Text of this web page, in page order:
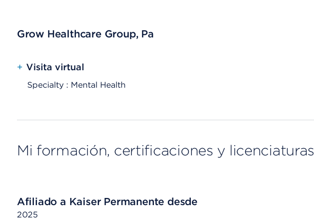
Grow Healthcare Group, Pa
+ Visita virtual
Specialty : Mental Health
Mi formación, certificaciones y licenciaturas
Afiliado a Kaiser Permanente desde
2025